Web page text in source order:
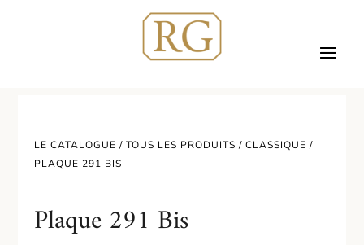
LE CATALOGUE /TOUS LES PRODUITS /CLASSIQUE /
PLAQUE 291 BIS
Plaque 291 Bis